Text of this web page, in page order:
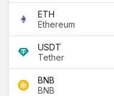
ETH
Ethereum
USDT
Tether
BNB
BNB